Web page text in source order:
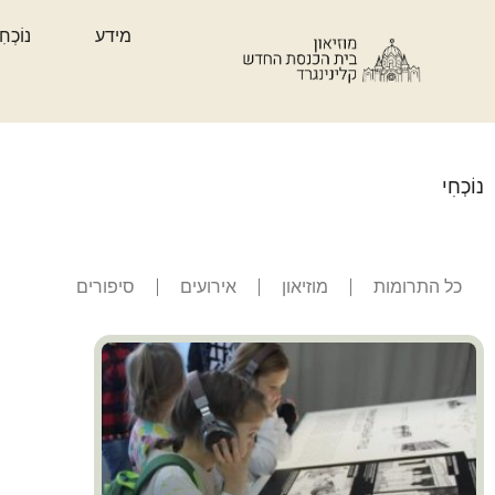
מידע
נוֹכְחִי
כל התרומות מוזיאון אירועים סיפורים